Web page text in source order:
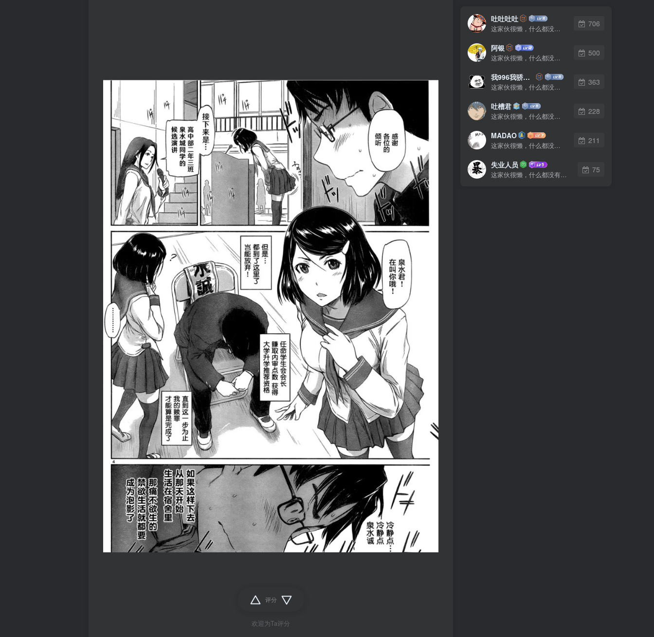
评分
欢迎为Ta评分
吐吐吐吐
这家伙很懒，什么都没有写...
706
阿银
这家伙很懒，什么都没有写...
500
我996我骄傲了么
这家伙很懒，什么都没有写...
363
吐槽君
这家伙很懒，什么都没有写...
228
MADAO
这家伙很懒，什么都没有写...
211
失业人员
这家伙很懒，什么都没有写...
75